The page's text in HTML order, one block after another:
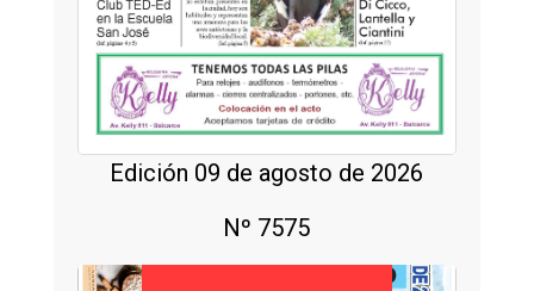
Edición 09 de agosto de 2026
Nº 7575